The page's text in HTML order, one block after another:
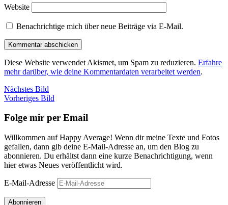
Website
Benachrichtige mich über neue Beiträge via E-Mail.
Diese Website verwendet Akismet, um Spam zu reduzieren. Erfahre
mehr darüber, wie deine Kommentardaten verarbeitet werden.
Nächstes Bild
Vorheriges Bild
Folge mir per Email
Willkommen auf Happy Average! Wenn dir meine Texte und Fotos
gefallen, dann gib deine E-Mail-Adresse an, um den Blog zu
abonnieren. Du erhältst dann eine kurze Benachrichtigung, wenn
hier etwas Neues veröffentlicht wird.
E-Mail-Adresse
Abonnieren